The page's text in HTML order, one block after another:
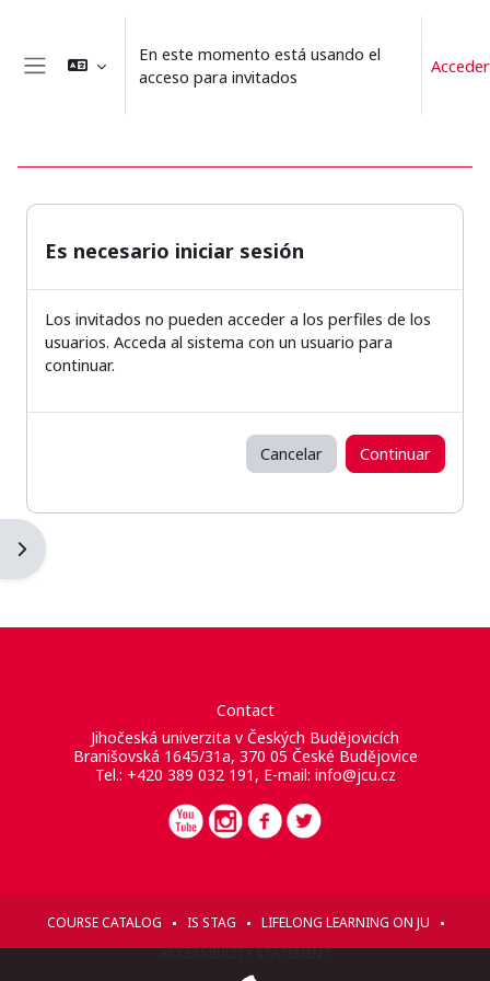
Panel lateral
En este momento está usando el
acceso para invitados
Acceder
Abrir cajón de bloques
Es necesario iniciar sesión
Los invitados no pueden acceder a los perfiles de los
usuarios. Acceda al sistema con un usuario para
continuar.
Cancelar Continuar
Contact
Jihočeská univerzita v Českých Budějovicích
Branišovská 1645/31a, 370 05 České Budějovice
Tel.: +420 389 032 191, E-mail: info@jcu.cz
COURSE CATALOG IS STAG
LIFELONG LEARNING ON JU
ACCESSIBILITY STATEMENT